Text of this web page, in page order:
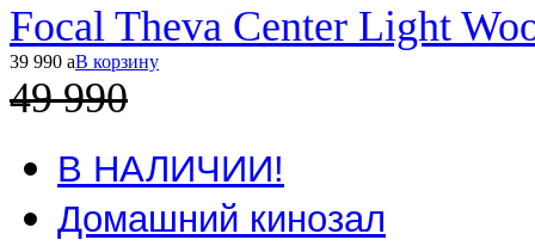
Focal Theva Center Light
39 990 aВ корзину
49 990
В НАЛИЧИИ!
Домашний кинозал